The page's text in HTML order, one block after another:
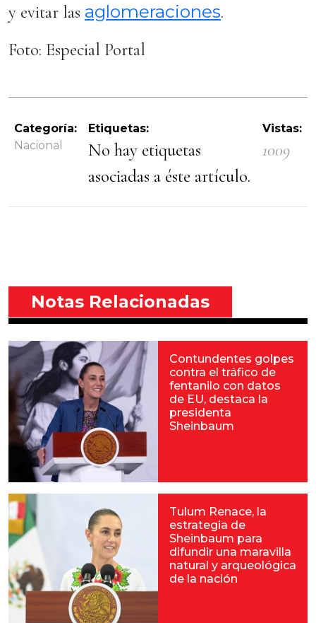
y evitar las aglomeraciones.
Foto: Especial Portal
Categoría:
Nacional
Etiquetas:
No hay etiquetas
asociadas a éste artículo.
Vistas:
1009
Notas Relacionadas
Contundentes golpes
contra el tráfico de
fentanilo con datos
de EU, destaca la
presidenta
Sheinbaum
Tulum Renace, la
estrategia de
Sheinbaum para
difundir una maravilla
natural y arqueológica
de la nación